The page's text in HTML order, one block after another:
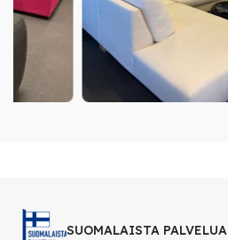
SUOMALAISTA PALVELUA